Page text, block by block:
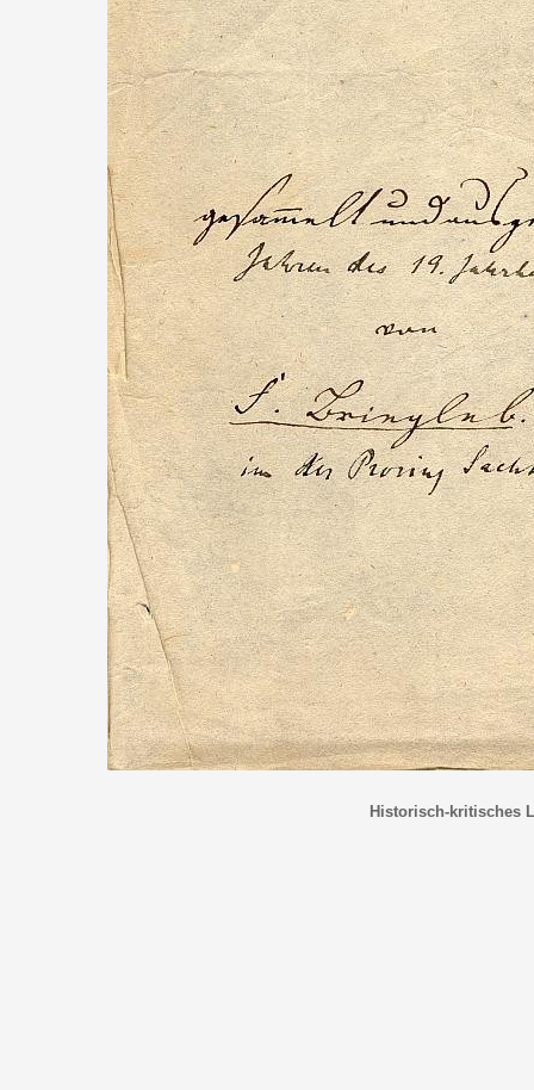
Historisch-kritisches